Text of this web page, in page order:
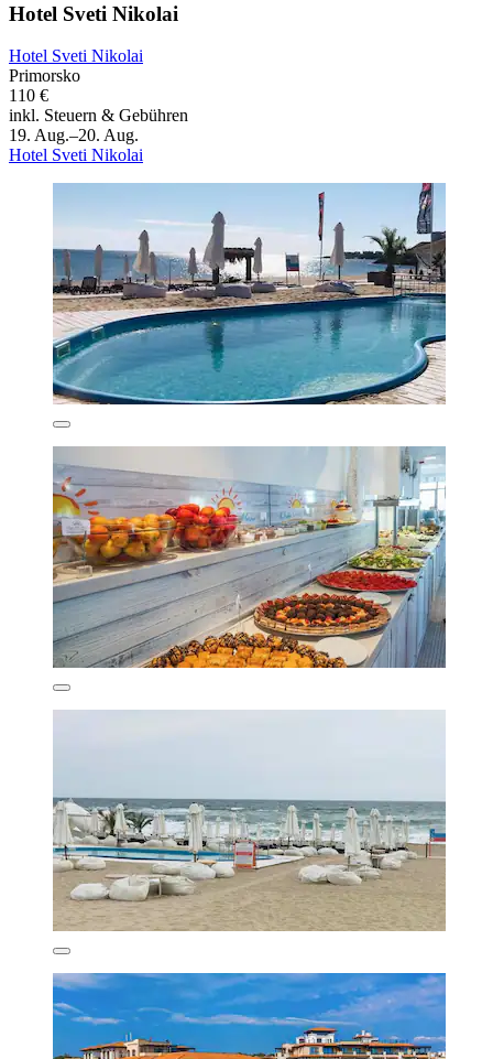
Hotel Sveti Nikolai
Hotel Sveti Nikolai
Primorsko
110 €
inkl. Steuern & Gebühren
19. Aug.–20. Aug.
Hotel Sveti Nikolai